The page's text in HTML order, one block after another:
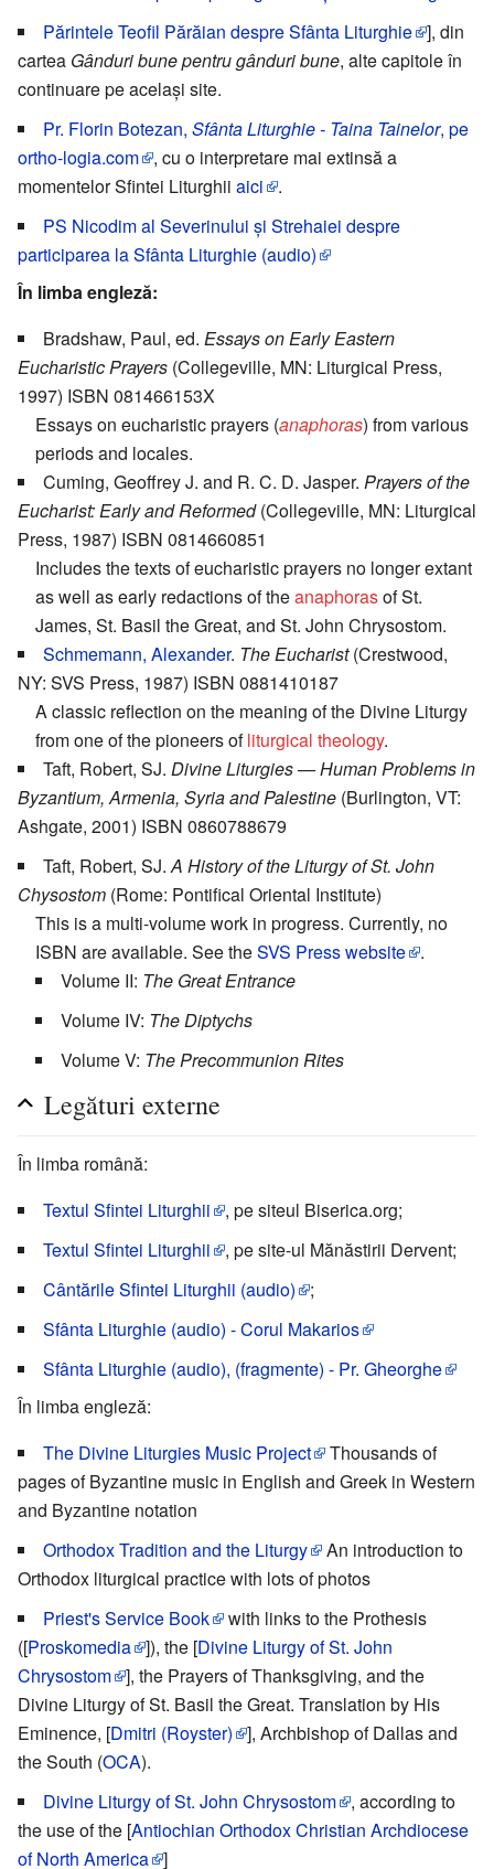
Părintele Teofil Părăian despre Sfânta Liturghie ], din
cartea Gânduri bune pentru gânduri bune, alte capitole în
continuare pe același site.
Pr. Florin Botezan, Sfânta Liturghie - Taina Tainelor, pe
ortho-logia.com
, cu o interpretare mai extinsă a
momentelor Sfintei Liturghii aici
.
PS Nicodim al Severinului și Strehaiei despre
participarea la Sfânta Liturghie (audio)
În limba engleză:
Bradshaw, Paul, ed. Essays on Early Eastern
Eucharistic Prayers (Collegeville, MN: Liturgical Press,
1997) ISBN 081466153X
Essays on eucharistic prayers (anaphoras) from various
periods and locales.
Cuming, Geoffrey J. and R. C. D. Jasper. Prayers of the
Eucharist: Early and Reformed(Collegeville, MN: Liturgical
Press, 1987) ISBN 0814660851
Includes the texts of eucharistic prayers no longer extant
as well as early redactions of theanaphorasof St.
James, St. Basil the Great, and St. John Chrysostom.
Schmemann, Alexander. The Eucharist(Crestwood,
NY: SVS Press, 1987) ISBN 0881410187
A classic reflection on the meaning of the Divine Liturgy
from one of the pioneers ofliturgical theology.
Taft, Robert, SJ. Divine Liturgies — Human Problems in
Byzantium, Armenia, Syria and Palestine (Burlington, VT:
Ashgate, 2001) ISBN 0860788679
Taft, Robert, SJ. A History of the Liturgy of St. John
Chysostom (Rome: Pontifical Oriental Institute)
This is a multi-volume work in progress. Currently, no
ISBN are available. See theSVS Press website
.
Volume II: The Great Entrance
Volume IV: The Diptychs
Volume V: The Precommunion Rites
Legături externe
În limba română:
Textul Sfintei Liturghii
, pe siteul Biserica.org;
Textul Sfintei Liturghii
, pe site-ul Mănăstirii Dervent;
Cântările Sfintei Liturghii (audio)
;
Sfânta Liturghie (audio) - Corul Makarios
Sfânta Liturghie (audio), (fragmente) - Pr. Gheorghe
În limba engleză:
The Divine Liturgies Music Project
Thousands of
pages of Byzantine music in English and Greek in Western
and Byzantine notation
Orthodox Tradition and the Liturgy
An introduction to
Orthodox liturgical practice with lots of photos
Priest's Service Book
with links to the Prothesis
([Proskomedia ]), the [Divine Liturgy of St. John
Chrysostom ], the Prayers of Thanksgiving, and the
Divine Liturgy of St. Basil the Great. Translation by His
Eminence, [Dmitri (Royster)
], Archbishop of Dallas and
the South (OCA).
Divine Liturgy of St. John Chrysostom
, according to
the use of the [Antiochian Orthodox Christian Archdiocese
of North America ]